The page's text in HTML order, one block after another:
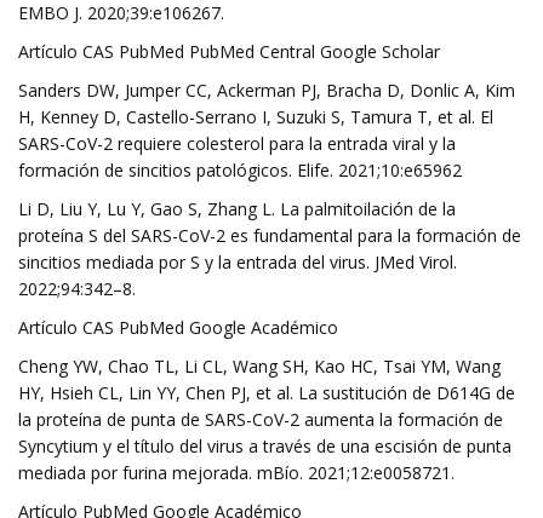
EMBO J. 2020;39:e106267.
Artículo CAS PubMed PubMed Central Google Scholar
Sanders DW, Jumper CC, Ackerman PJ, Bracha D, Donlic A, Kim
H, Kenney D, Castello-Serrano I, Suzuki S, Tamura T, et al. El
SARS-CoV-2 requiere colesterol para la entrada viral y la
formación de sincitios patológicos. Elife. 2021;10:e65962
Li D, Liu Y, Lu Y, Gao S, Zhang L. La palmitoilación de la
proteína S del SARS-CoV-2 es fundamental para la formación de
sincitios mediada por S y la entrada del virus. JMed Virol.
2022;94:342–8.
Artículo CAS PubMed Google Académico
Cheng YW, Chao TL, Li CL, Wang SH, Kao HC, Tsai YM, Wang
HY, Hsieh CL, Lin YY, Chen PJ, et al. La sustitución de D614G de
la proteína de punta de SARS-CoV-2 aumenta la formación de
Syncytium y el título del virus a través de una escisión de punta
mediada por furina mejorada. mBío. 2021;12:e0058721.
Artículo PubMed Google Académico